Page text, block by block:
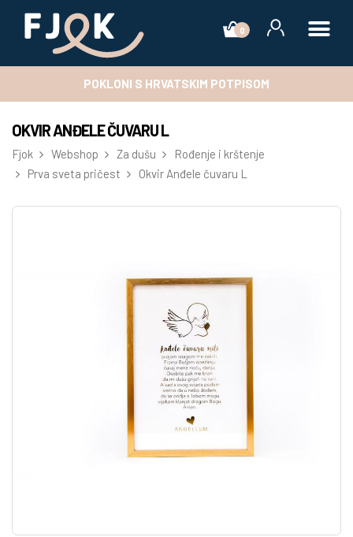
0
POKLONI S HRVATSKIM POTPISOM
OKVIR ANĐELE ČUVARU L
Fjok Webshop Za dušu
Rođenje i krštenje
Prva sveta pričest
Okvir Anđele čuvaru L